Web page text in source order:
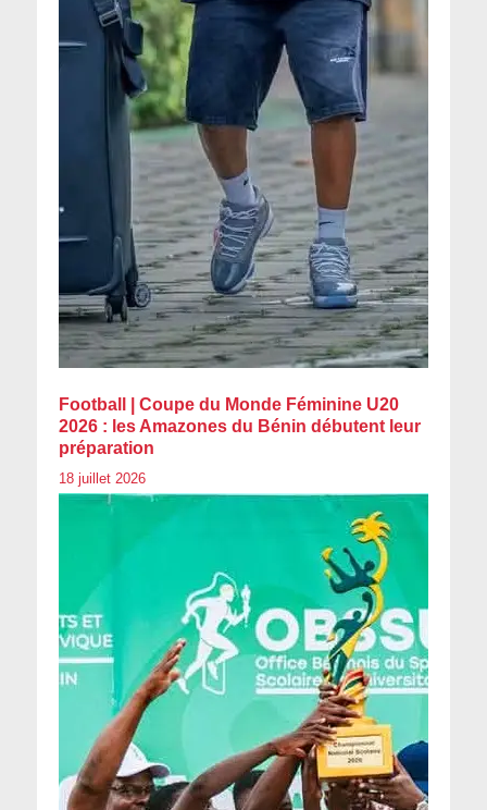
Football | Coupe du Monde Féminine U20
2026 : les Amazones du Bénin débutent leur
préparation
18 juillet 2026